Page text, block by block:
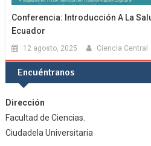
Conferencia: Introducción A La
Ecuador
12 agosto, 2025 Ciencia Central
Encuéntranos
Dirección
Facultad de Ciencias.
Ciudadela Universitaria